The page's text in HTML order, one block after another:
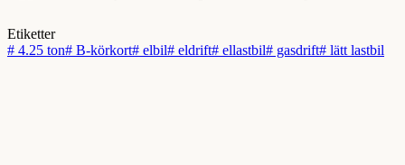
Etiketter
# 4.25 ton# B-körkort# elbil# eldrift# ellastbil# gasdrift# lätt lastbil